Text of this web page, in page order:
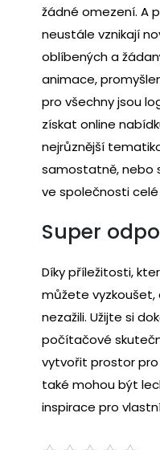
žádné omezení. A
neustále vznikají
oblíbených a
animace,
pro všechny jsou
získat online
nejrůznější
samostatně, nebo
ve společnosti celé
Super
Díky příležitosti,
můžete
nezažili. Užijte si
počítačové
vytvořit prostor
také mohou být
inspirace pro